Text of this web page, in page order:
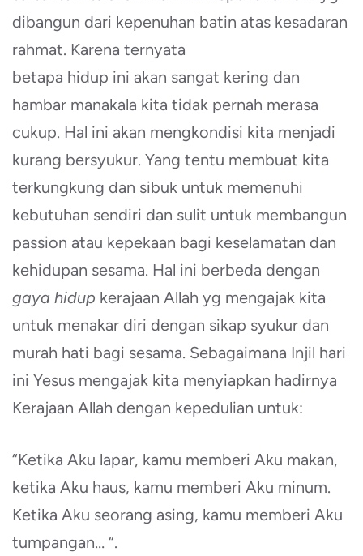
dibangun dari kepenuhan batin atas kesadaran
rahmat. Karena ternyata
betapa hidup ini akan sangat kering dan
hambar manakala kita tidak pernah merasa
cukup. Hal ini akan mengkondisi kita menjadi
kurang bersyukur. Yang tentu membuat kita
terkungkung dan sibuk untuk memenuhi
kebutuhan sendiri dan sulit untuk membangun
passion atau kepekaan bagi keselamatan dan
kehidupan sesama. Hal ini berbeda dengan
gaya hidup kerajaan Allah yg mengajak kita
untuk menakar diri dengan sikap syukur dan
murah hati bagi sesama. Sebagaimana Injil hari
ini Yesus mengajak kita menyiapkan hadirnya
Kerajaan Allah dengan kepedulian untuk:
“Ketika Aku lapar, kamu memberi Aku makan,
ketika Aku haus, kamu memberi Aku minum.
Ketika Aku seorang asing, kamu memberi Aku
tumpangan… “.